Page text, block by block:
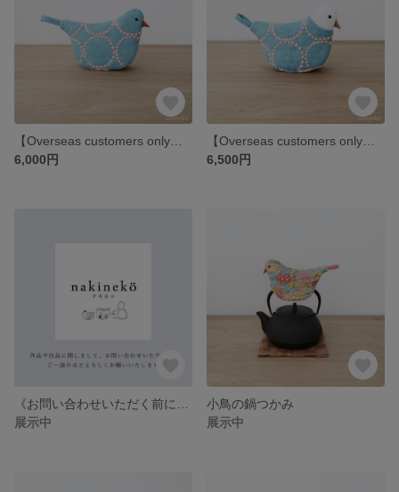
6,000円
6,500円
展示中
小鳥の鍋つかみ
展示中